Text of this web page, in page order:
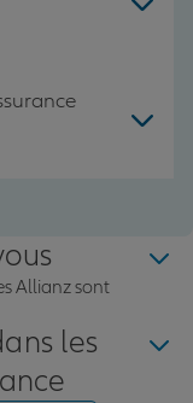
Allianz sont
les